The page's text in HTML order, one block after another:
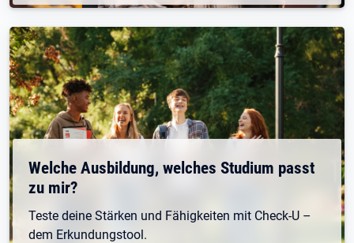
Welche Ausbildung, welches Studium passt
zu mir?
Teste deine Stärken und Fähigkeiten mit Check-U –
dem Erkundungstool.